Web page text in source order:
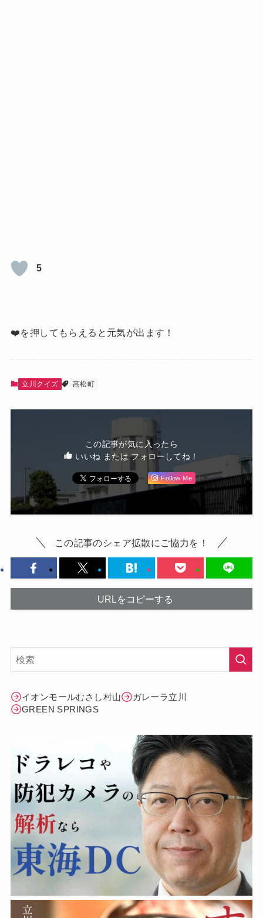
5
❤️を押してもらえると元気が出ます！
立川クイズ 高松町
この記事が気に入ったら
いいね または フォローしてね！
Follow Me
この記事のシェア拡散にご協力を！
URLをコピーする
イオンモールむさし村山
ガレーラ立川
GREEN SPRINGS